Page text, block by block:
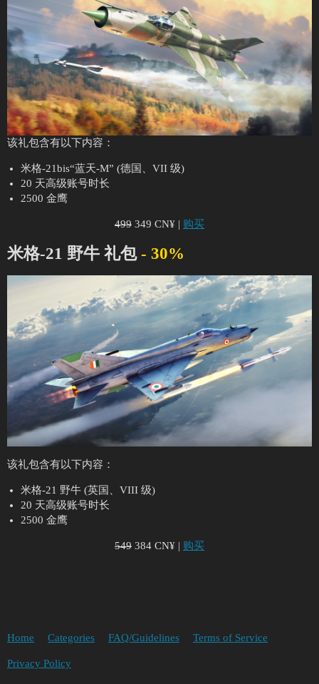
该礼包含有以下内容：
米格-21bis“蓝天-M” (德国、VII 级)
20 天高级账号时长
2500 金鹰
499 349 CN¥ | 购买
米格-21 野牛 礼包 - 30%
该礼包含有以下内容：
米格-21 野牛 (英国、VIII 级)
20 天高级账号时长
2500 金鹰
549 384 CN¥ | 购买
Home Categories FAQ/Guidelines Terms of Service
Privacy Policy